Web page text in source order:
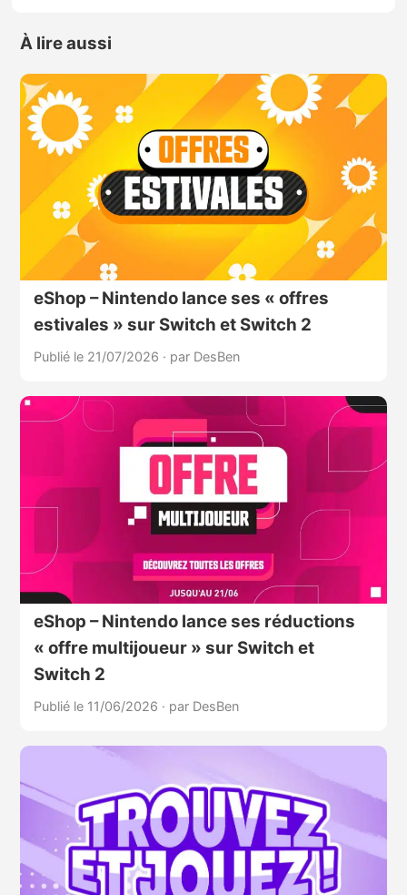
À lire aussi
eShop – Nintendo lance ses « offres
estivales » sur Switch et Switch 2
Publié le 21/07/2026 · par DesBen
eShop – Nintendo lance ses réductions
« offre multijoueur » sur Switch et
Switch 2
Publié le 11/06/2026 · par DesBen